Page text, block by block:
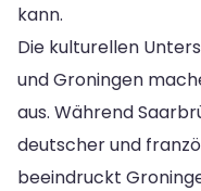
kann.
Die kulturellen
und Groningen
aus. Während
deutscher und
beeindruckt